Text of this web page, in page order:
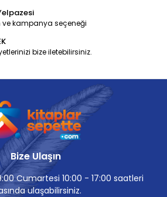
ve kampanya seçeneği
bize iletebilirsiniz.
Bize Ulaşın
Cumartesi 10:00 - 17:00 saatleri
ulaşabilirsiniz.